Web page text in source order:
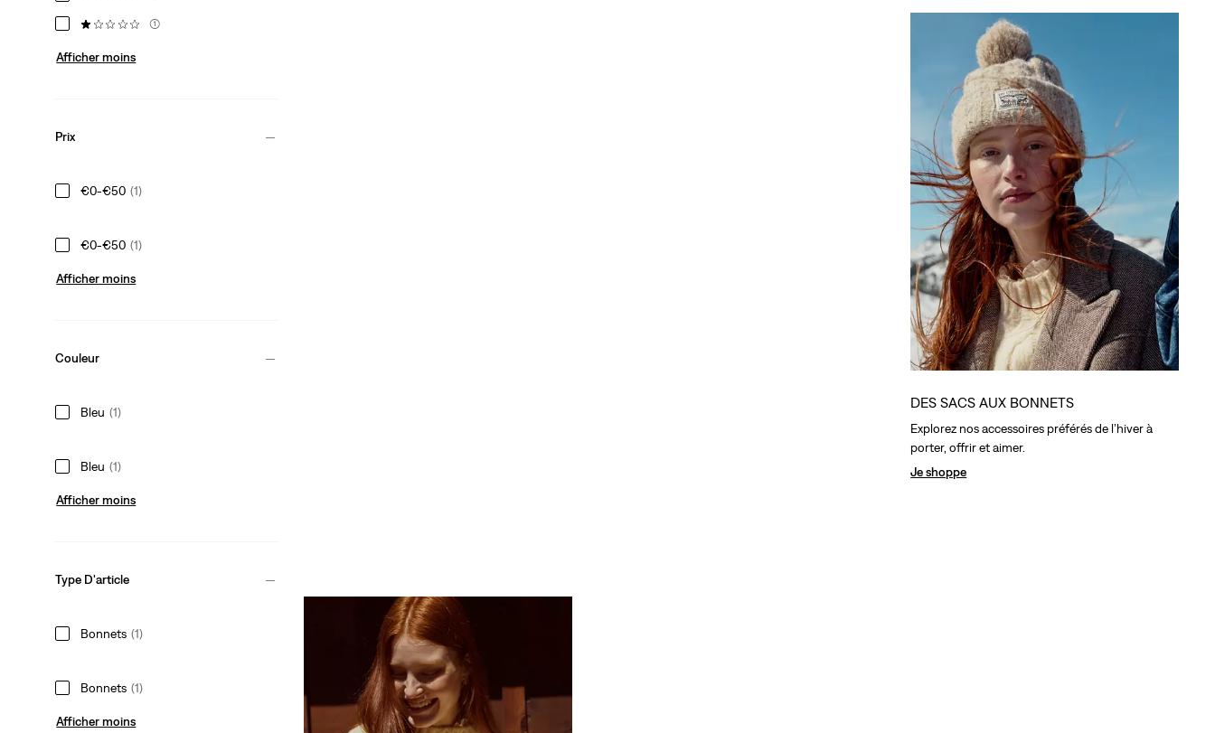
(1)
Afficher moins
Prix
€0-€50 (1)
€0-€50 (1)
Afficher moins
Couleur
Bleu (1)
Bleu (1)
Afficher moins
Type D'article
Bonnets (1)
Bonnets (1)
Afficher moins
DES SACS AUX BONNETS
Explorez nos accessoires préférés de l’hiver à
porter, offrir et aimer.
Je shoppe